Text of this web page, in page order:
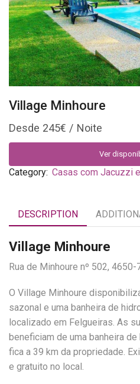
Village Minhoure
245€
Ver
Category: Casas com Jacuzzi
DESCRIPTION
Village Minhoure
Rua de Minhoure nº 502,
O Village Minhoure
sazonal e uma banheira de
localizado em Felgueiras. As
beneficiam de uma banheira
fica a 39 km da propriedade.
e gratuito no local.